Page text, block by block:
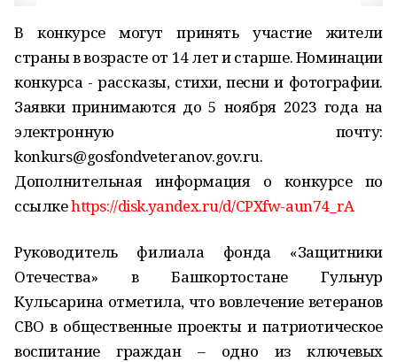
В конкурсе могут принять участие жители
страны в возрасте от 14 лет и старше. Номинации
конкурса - рассказы, стихи, песни и фотографии.
Заявки принимаются до 5 ноября 2023 года на
электронную почту:
konkurs@gosfondveteranov.gov.ru.
Дополнительная информация о конкурсе по
ссылкеhttps://disk.yandex.ru/d/CPXfw-aun74_rA
Руководитель филиала фонда «Защитники
Отечества» в Башкортостане Гульнур
Кульсарина отметила, что вовлечение ветеранов
СВО в общественные проекты и патриотическое
воспитание граждан – одно из ключевых